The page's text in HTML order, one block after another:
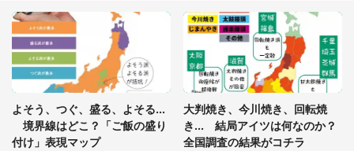
「閉所恐怖症の私は新幹線で大パニック。隣席の青
年に『手を繋いで』とお願いしたら...」 体験談に
8万人感動
グっちゃってた〝野生の野菜〟に6.5万人戦慄
よそう、つぐ、盛る、よそる...
境界線はどこ？「ご飯の盛り
付け」表現マップ
大判焼き、今川焼き、回転焼
き... 結局アイツは何なのか？
全国調査の結果がコチラ